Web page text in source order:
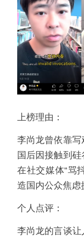
上榜理由：
李尚龙曾依靠
国后因接触到
在社交媒体“骂
造国内公众焦虑
个人点评：
李尚龙的言谈